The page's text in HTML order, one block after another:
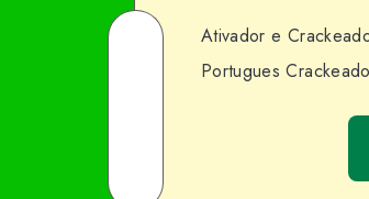
Share
Ativador e
Portugues